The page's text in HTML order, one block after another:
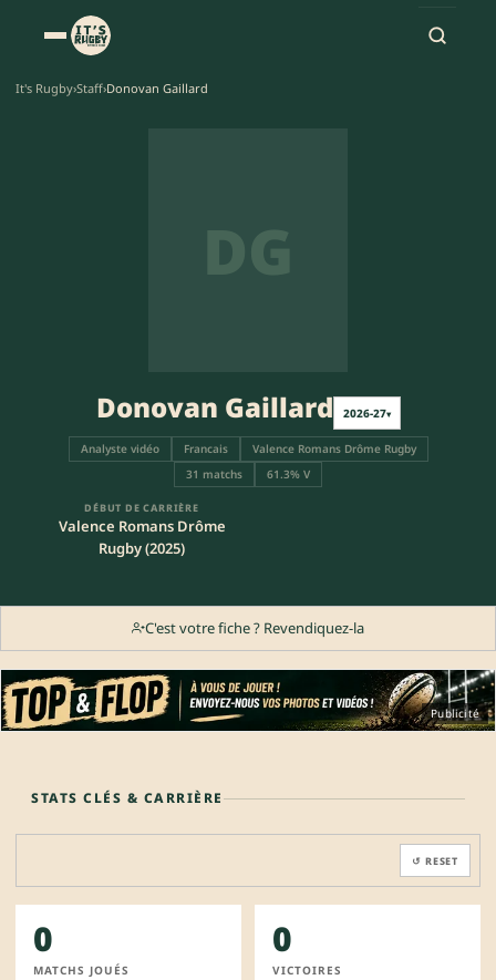
It's Rugby›Staff›Donovan Gaillard
DG
Donovan Gaillard 2026-27▾
Analyste vidéo Francais
Valence Romans Drôme Rugby
31 matchs
61.3% V
DÉBUT DE CARRIÈRE
Valence Romans Drôme
Rugby (2025)
C'est votre fiche ? Revendiquez-la
Publicité
STATS CLÉS & CARRIÈRE
↺ RESET
0
MATCHS JOUÉS
0
VICTOIRES